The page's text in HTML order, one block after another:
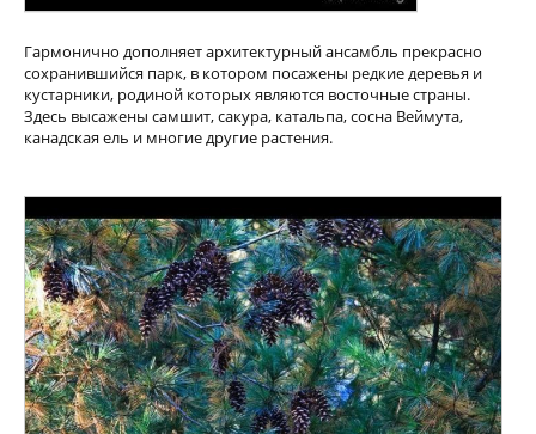
Гармонично дополняет архитектурный ансамбль прекрасно
сохранившийся парк, в котором посажены редкие деревья и
кустарники, родиной которых являются восточные страны.
Здесь высажены самшит, сакура, катальпа, сосна Веймута,
канадская ель и многие другие растения.